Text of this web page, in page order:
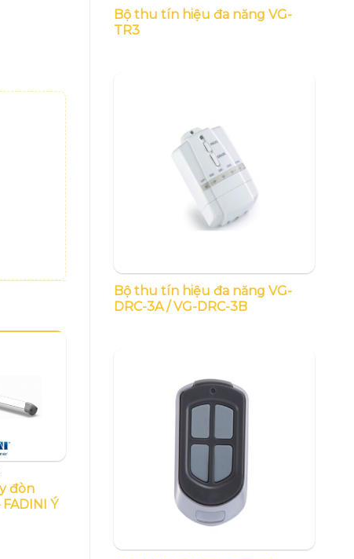
Bộ thu tín hiệu đa năng VG-
TR3
Bộ thu tín hiệu đa năng VG-
DRC-3A / VG-DRC-3B
đòn
Ý